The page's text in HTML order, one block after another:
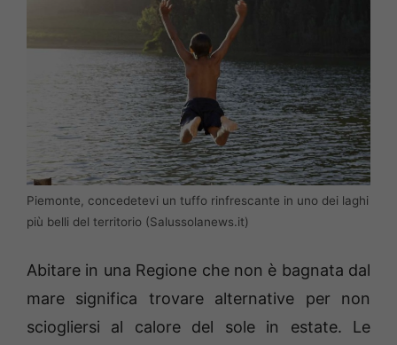
Piemonte, concedetevi un tuffo rinfrescante in uno dei laghi
più belli del territorio (Salussolanews.it)
Abitare in una Regione che non è bagnata dal
mare significa trovare alternative per non
sciogliersi al calore del sole in estate. Le